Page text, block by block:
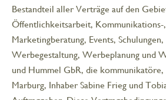
Bestandteil aller Verträge auf den
Öffentlichkeitsarbeit, Kommunikations-
Marketingberatung, Events,
Werbegestaltung, Werbeplanung und
und Hummel GbR, die
Marburg, Inhaber Sabine Frieg und